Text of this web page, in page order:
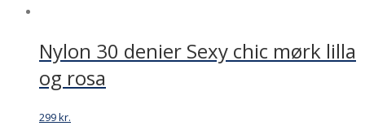
blomst
Nylon 30 denier Sexy chic mørk lilla
og rosa
299kr.